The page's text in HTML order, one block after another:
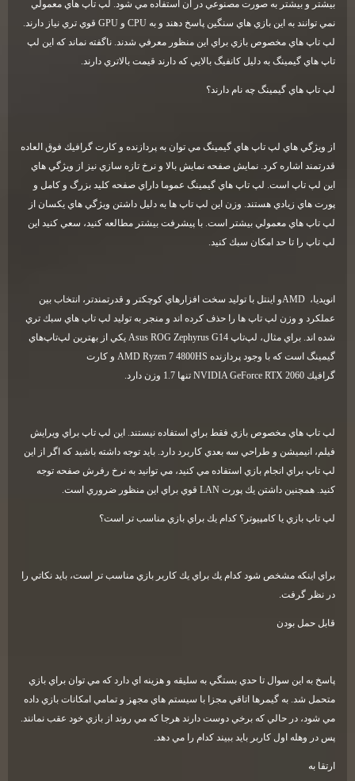
بيشتر و بيشتر به صورت مصنوعي در آن استفاده مي شود. لپ تاپ هاي معمولي
نمي توانند به اين بازي هاي سنگين پاسخ دهند و به CPU و GPU قوي تري نياز دارند.
لپ تاپ هاي مخصوص بازي براي اين منظور معرفي شدند. ناگفته نماند كه اين لپ
تاپ هاي گيمينگ به دليل كانفيگ بالايي كه دارند قيمت بالاتري دارند.
لپ تاپ هاي گيمينگ چه نام دارند؟
از ويژگي هاي لپ تاپ هاي گيمينگ مي توان به پردازنده و كارت گرافيك فوق العاده
قدرتمند اشاره كرد. نمايش صفحه نمايش بالا و نرخ تازه سازي نيز از ويژگي هاي
اين لپ تاپ است. لپ تاپ هاي گيمينگ عموما داراي صفحه كليد بزرگ و كامل و
پورت هاي زيادي هستند. وزن اين لپ تاپ ها به دليل داشتن ويژگي هاي يكسان از
لپ تاپ هاي معمولي بيشتر است. با پيشرفت بيشتر مطالعه كنيد، سعي كنيد اين
لپ تاپ را تا حد امكان سبك كنيد.
انويديا، AMDو اينتل با توليد سخت افزارهاي كوچكتر و قدرتمندتر، انتخاب بين
عملكرد و وزن لپ تاپ ها را حذف كرده اند و منجر به توليد لپ تاپ هاي سبك تري
شده اند. براي مثال، لپ‌تاپ Asus ROG Zephyrus G14 يكي از بهترين لپ‌تاپ‌هاي
گيمينگ است كه با وجود پردازنده AMD Ryzen 7 4800HS و كارت
گرافيك NVIDIA GeForce RTX 2060 تنها 1.7 وزن دارد .
لپ تاپ هاي مخصوص بازي فقط براي استفاده نيستند. اين لپ تاپ براي ويرايش
فيلم، انيميشن و طراحي سه بعدي كاربرد دارد. بايد توجه داشته باشيد كه اگر از اين
لپ تاپ براي انجام بازي استفاده مي كنيد، مي توانيد به نرخ رفرش صفحه توجه
كنيد. همچنين داشتن يك پورت LAN قوي براي اين منظور ضروري است.
لپ تاپ بازي يا كامپيوتر؟ كدام يك براي بازي مناسب تر است؟
براي اينكه مشخص شود كدام يك براي يك كاربر بازي مناسب تر است، بايد نكاتي را
در نظر گرفت.
قابل حمل بودن
پاسخ به اين سوال تا حدي بستگي به سليقه و هزينه اي دارد كه مي توان براي بازي
متحمل شد. به گيمرها اتاقي مجزا با سيستم هاي مجهز و تمامي امكانات بازي داده
مي شود، در حالي كه برخي دوست دارند هرجا كه مي روند از بازي خود عقب نمانند.
پس در وهله اول كاربر بايد ببيند كدام را مي دهد.
ارتقا به